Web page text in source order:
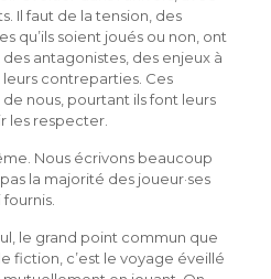
Il faut de la tension, des
qu’ils soient joués ou non, ont
antagonistes, des enjeux à
contreparties. Ces
nous, pourtant ils font leurs
les respecter.
Nous écrivons beaucoup
la majorité des joueur·ses
le grand point commun que
fiction, c’est le voyage éveillé